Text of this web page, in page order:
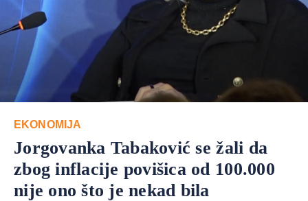
EKONOMIJA
Jorgovanka Tabaković se žali da
zbog inflacije povišica od 100.000
nije ono što je nekad bila